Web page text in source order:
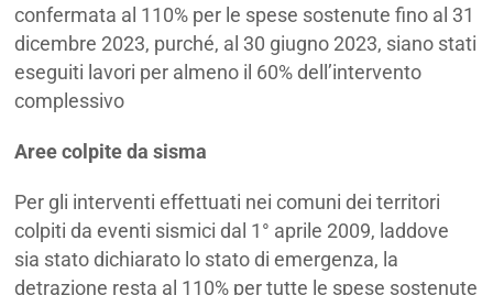
confermata al 110% per le spese sostenute fino al 31
dicembre 2023, purché, al 30 giugno 2023, siano stati
eseguiti lavori per almeno il 60% dell’intervento
complessivo
Aree colpite da sisma
Per gli interventi effettuati nei comuni dei territori
colpiti da eventi sismici dal 1° aprile 2009, laddove
sia stato dichiarato lo stato di emergenza, la
detrazione resta al 110% per tutte le spese sostenute